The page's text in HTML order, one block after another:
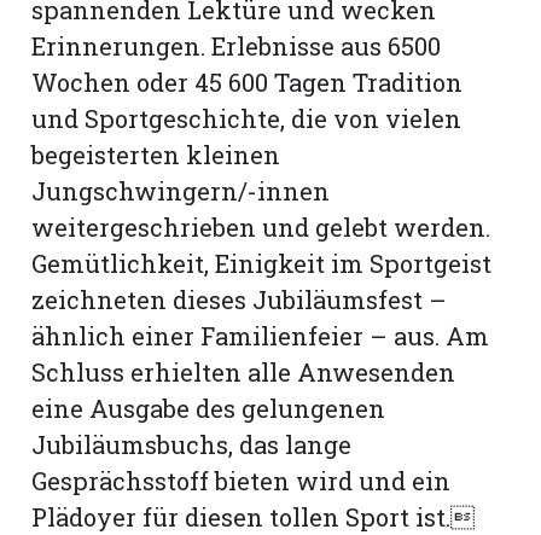
spannenden Lektüre und wecken
Erinnerungen. Erlebnisse aus 6500
Wochen oder 45 600 Tagen Tradition
und Sportgeschichte, die von vielen
begeisterten kleinen
Jungschwingern/-innen
weitergeschrieben und gelebt werden.
Gemütlichkeit, Einigkeit im Sportgeist
zeichneten dieses Jubiläumsfest –
ähnlich einer Familienfeier – aus. Am
Schluss erhielten alle Anwesenden
eine Ausgabe des gelungenen
Jubiläumsbuchs, das lange
Gesprächsstoff bieten wird und ein
Plädoyer für diesen tollen Sport ist.